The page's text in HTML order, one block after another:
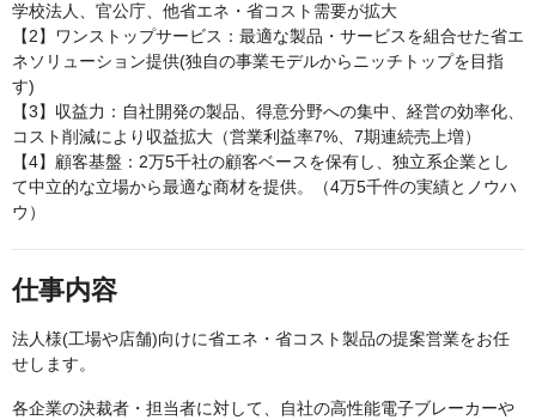
学校法人、官公庁、他省エネ・省コスト需要が拡大
【2】ワンストップサービス：最適な製品・サービスを組合せた省エ
ネソリューション提供(独自の事業モデルからニッチトップを目指
す)
【3】収益力：自社開発の製品、得意分野への集中、経営の効率化、
コスト削減により収益拡大（営業利益率7%、7期連続売上増）
【4】顧客基盤：2万5千社の顧客ベースを保有し、独立系企業とし
て中立的な立場から最適な商材を提供。（4万5千件の実績とノウハ
ウ）
仕事内容
法人様(工場や店舗)向けに省エネ・省コスト製品の提案営業をお任
せします。
各企業の決裁者・担当者に対して、自社の高性能電子ブレーカーや